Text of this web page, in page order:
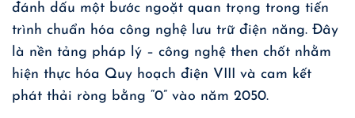
đánh dấu một bước ngoặt quan trọng trong tiến
trình chuẩn hóa công nghệ lưu trữ điện năng. Đây
là nền tảng pháp lý – công nghệ then chốt nhằm
hiện thực hóa Quy hoạch điện VIII và cam kết
phát thải ròng bằng “0” vào năm 2050.